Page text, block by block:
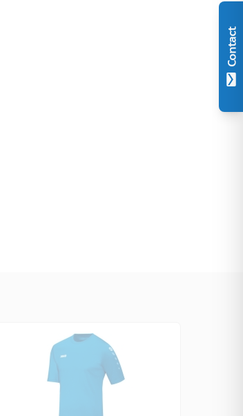
Contact